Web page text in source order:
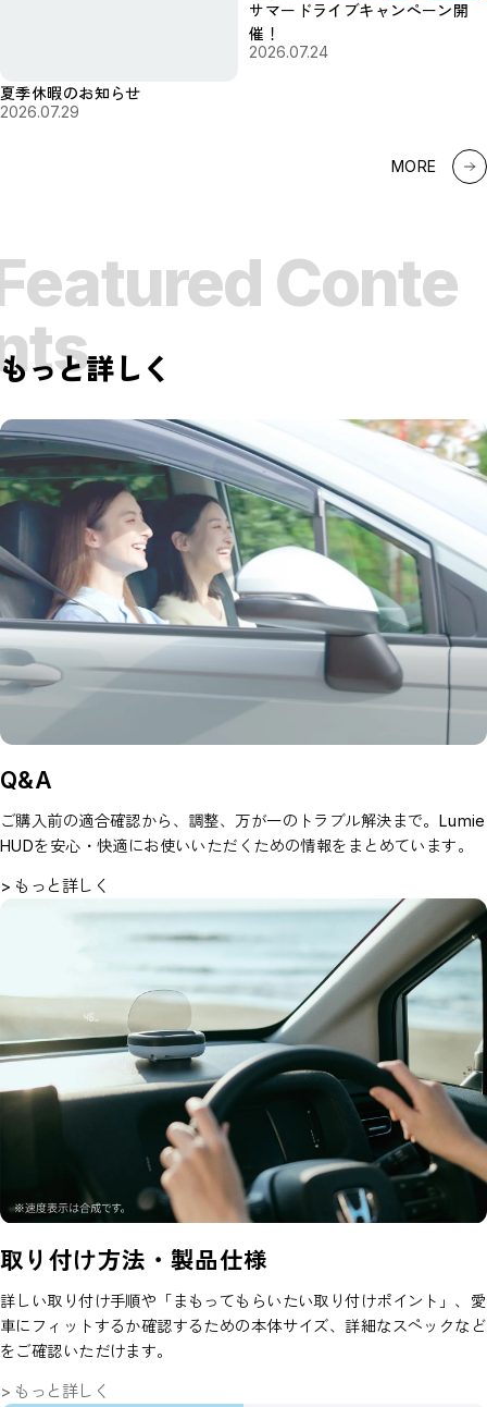
Conte
もっと詳しく
Q&A
ご購入前の適合確認から、調整、万が一のトラブル解決まで。Lumie
HUDを安心・快適にお使いいただくための情報をまとめています。
> もっと詳しく
取り付け方法・製品仕様
詳しい取り付け手順や「まもってもらいたい取り付けポイント」、愛
車にフィットするか確認するための本体サイズ、詳細なスペックなど
をご確認いただけます。
> もっと詳しく
夏季休暇のお知らせ
2026.07.29
サマードライブキャンペーン開
催！
2026.07.24
MORE